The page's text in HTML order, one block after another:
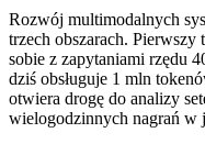
Rozwój multimodalnych
trzech obszarach. Pierwszy
sobie z zapytaniami rzędu
dziś obsługuje 1 mln
otwiera drogę do analizy
wielogodzinnych nagrań w